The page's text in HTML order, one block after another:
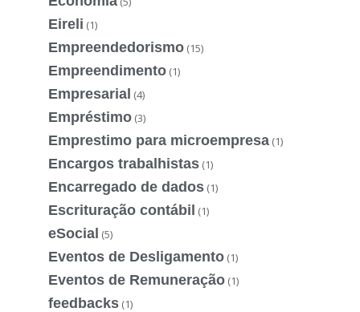
Eireli (1)
Empreendedorismo (15)
Empreendimento (1)
Empresarial (4)
Empréstimo (3)
Emprestimo para microempresa (1)
Encargos trabalhistas (1)
Encarregado de dados (1)
Escrituração contábil (1)
eSocial (5)
Eventos de Desligamento (1)
Eventos de Remuneração (1)
feedbacks (1)